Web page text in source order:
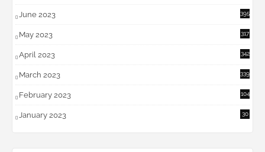
June 2023 395
May 2023 317
April 2023 342
March 2023 339
February 2023 104
January 2023 30